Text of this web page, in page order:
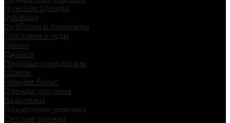
Мужская одежда
Рубашки
Футболки и джемперы
Толстовки и худи
Брюки
Джинсы
Пиджаки и кардиганы
Шорты
Нижнее белье
Одежда для дома
Водолазки
Подарочная упаковка
Детская одежда